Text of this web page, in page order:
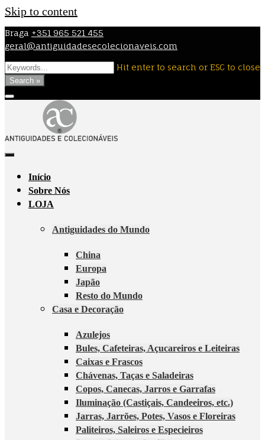
Skip to content
Braga +351 965 521 455
geral@antiguidadesecolecionaveis.com
Hit enter to search or ESC to close
Search »
Início
Sobre Nós
LOJA
Antiguidades do Mundo
China
Europa
Japão
Resto do Mundo
Casa e Decoração
Azulejos
Bules, Cafeteiras, Açucareiros e Leiteiras
Caixas e Frascos
Chávenas, Taças e Saladeiras
Copos, Canecas, Jarros e Garrafas
Iluminação (Castiçais, Candeeiros, etc.)
Jarras, Jarrões, Potes, Vasos e Floreiras
Paliteiros, Saleiros e Especieiros